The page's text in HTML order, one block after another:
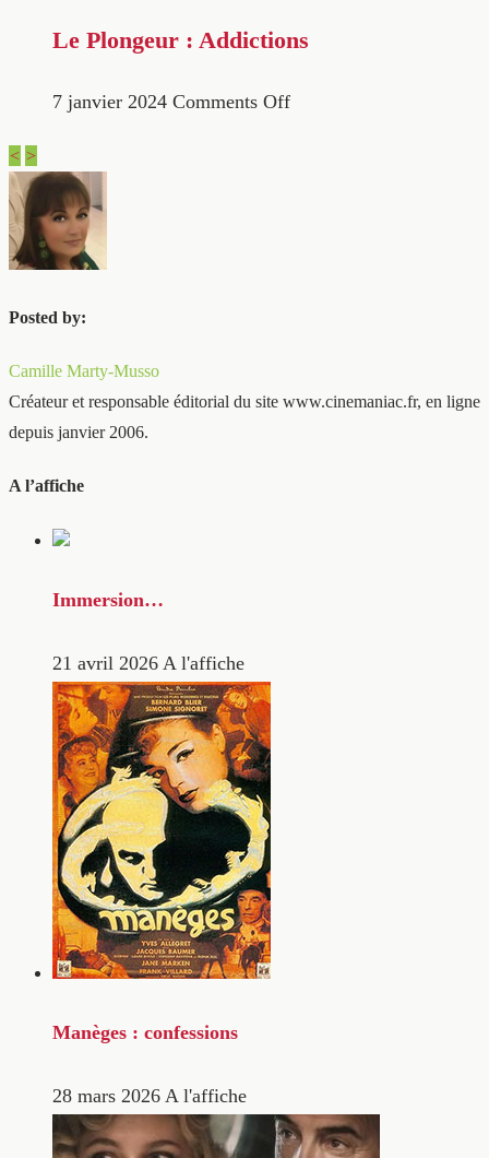
Le Plongeur : Addictions
7 janvier 2024 Comments Off
< >
Posted by:
Camille Marty-Musso
Créateur et responsable éditorial du site www.cinemaniac.fr, en ligne
depuis janvier 2006.
A l’affiche
Immersion…
21 avril 2026 A l'affiche
Manèges : confessions
28 mars 2026 A l'affiche